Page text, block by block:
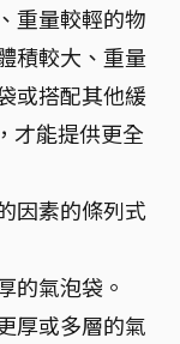
重量較輕的物
積較大、重量
或搭配其他緩
，才能提供更全
因素的條列式
的氣泡袋。
厚或多層的氣